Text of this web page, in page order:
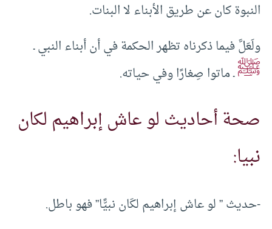
النبوة كان عن طريق الأبناء لا البنات.
ولَعَلَّ فيما ذكرناه تظهر الحكمة في أن أبناء النبي ـ
ﷺـ ماتوا صِغارًا وفي حياته.
صحة أحاديث لو عاش إبراهيم لكان
نبيا:
-حديث ” لو عاش إبراهيم لكَان نبيًّا” فهو باطل.